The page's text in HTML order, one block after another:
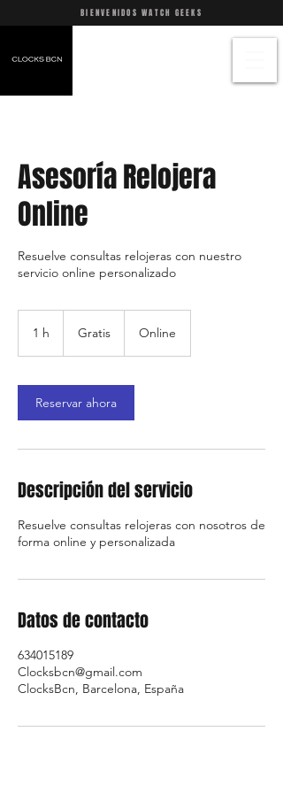
BIENVENIDOS WATCH GEEKS
Asesoría Relojera
Online
Resuelve consultas relojeras con nuestro
servicio online personalizado
1 h Gratis Online
Reservar ahora
Descripción del servicio
Resuelve consultas relojeras con nosotros de
Datos de contacto
634015189
Clocksbcn@gmail.com
ClocksBcn, Barcelona, España